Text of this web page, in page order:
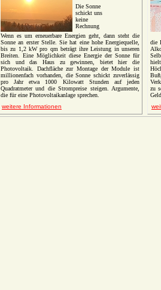
Die Sonne
schickt uns
keine
Rechnung
Wenn es um erneuerbare Energien geht, dann steht die
Sonne an erster Stelle. Sie hat eine hohe Energiequelle,
bis zu 1,2 kW pro qm beträgt ihre Leistung in unseren
Breiten. Eine Möglichkeit diese Energie der Sonne für
sich und das Haus zu gewinnen, bietet hier die
Photovoltaik. Dachfläche zur Montage der Module ist
millionenfach vorhanden, die Sonne schickt zuverlässig
pro Jahr etwa 1000 Kilowatt Stunden auf jeden
Quadratmeter und die Strompreise steigen. Argumente,
die für eine Photovoltaikanlage sprechen.
weitere Informationen
die
zu